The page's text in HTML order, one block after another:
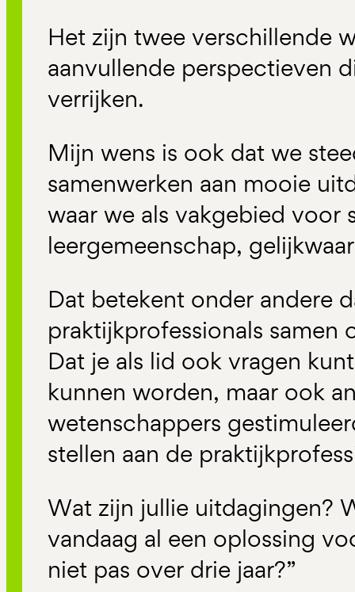
Het zijn twee verschillende
aanvullende perspectieven
verrijken.
Mijn wens is ook dat we
samenwerken aan mooie
waar we als vakgebied voor
leergemeenschap,
Dat betekent onder andere
praktijkprofessionals samen
Dat je als lid ook vragen
kunnen worden, maar ook
wetenschappers
stellen aan de
Wat zijn jullie uitdagingen?
vandaag al een oplossing
niet pas over drie jaar?”